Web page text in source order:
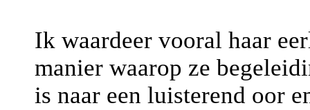
Ik waardeer vooral haar
manier waarop ze
is naar een luisterend oor